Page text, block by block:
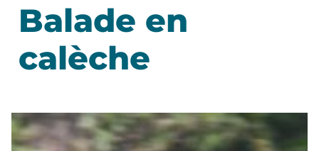
Balade en
calèche